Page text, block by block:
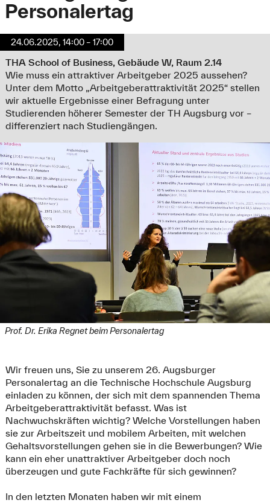
Personalertag
24.06.2025, 14:00 – 17:00
THA School of Business, Gebäude W, Raum 2.14
Wie muss ein attraktiver Arbeitgeber 2025 aussehen?
Unter dem Motto „Arbeitgeberattraktivität 2025“ stellen
wir aktuelle Ergebnisse einer Befragung unter
Studierenden höherer Semester der TH Augsburg vor –
differenziert nach Studiengängen.
Prof. Dr. Erika Regnet beim Personalertag
Wir freuen uns, Sie zu unserem 26. Augsburger
Personalertag an die Technische Hochschule Augsburg
einladen zu können, der sich mit dem spannenden Thema
Arbeitgeberattraktivität befasst. Was ist
Nachwuchskräften wichtig? Welche Vorstellungen haben
sie zur Arbeitszeit und mobilem Arbeiten, mit welchen
Gehaltsvorstellungen gehen sie in die Bewerbungen? Wie
kann ein eher unattraktiver Arbeitgeber doch noch
überzeugen und gute Fachkräfte für sich gewinnen?
In den letzten Monaten haben wir mit einem